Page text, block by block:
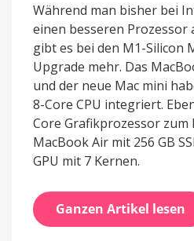
Während man bisher bei
einen besseren Prozessor
gibt es bei den M1-Silicon
Upgrade mehr. Das
und der neue Mac mini
8-Core CPU integriert.
Core Grafikprozessor zum
MacBook Air mit 256 GB
GPU mit 7 Kernen.
Ganzen Artikel lesen